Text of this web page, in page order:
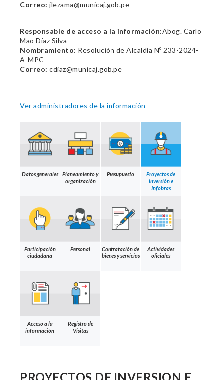
Correo: jlezama@municaj.gob.pe
Responsable de acceso a la información:Abog. Carlo
Mao Díaz Silva
Nombramiento: Resolución de Alcaldía Nº 233-2024-
A-MPC
Correo: cdiaz@municaj.gob.pe
Ver administradores de la información
Datos generales
Planeamiento y
organización
Presupuesto
Proyectos de
inversión e
Infobras
Participación
ciudadana
Personal
Contratación de
bienes y servicios
Actividades
oficiales
Acceso a la
información
Registro de
Visitas
PROYECTOS DE INVERSION E